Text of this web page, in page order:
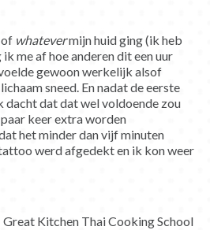
of whatevermijn huid ging (ik heb
me af hoe anderen dit een uur
gewoon werkelijk alsof
sneed. En nadat de eerste
dacht dat dat wel voldoende zou
keer extra worden
het minder dan vijf minuten
werd afgedekt en ik kon weer